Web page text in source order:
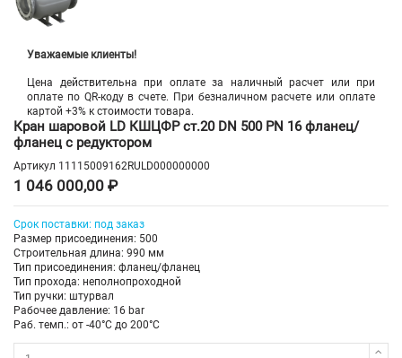
Уважаемые клиенты!
Цена действительна при оплате за наличный расчет или при
оплате по QR-коду в счете. При безналичном расчете или оплате
картой +3% к стоимости товара.
Кран шаровой LD КШЦФР ст.20 DN 500 PN 16 фланец/
фланец с редуктором
Артикул 11115009162RULD000000000
1 046 000,00 ₽
Срок поставки: под заказ
Размер присоединения: 500
Строительная длина: 990 мм
Тип присоединения: фланец/фланец
Тип прохода: неполнопроходной
Тип ручки: штурвал
Рабочее давление: 16 bar
Раб. темп.: от -40°C до 200°C